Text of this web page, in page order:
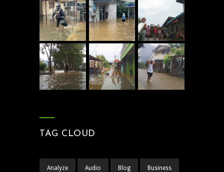
TAG CLOUD
Analyze Audio Blog Business